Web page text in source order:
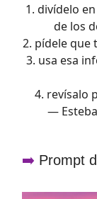
1. divídelo
de los
2. pídele que
3. usa esa
4. revísalo
—
➡️ Prompt